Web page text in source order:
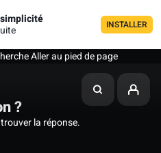
INSTALLER
Aller au pied de page
?
la réponse.